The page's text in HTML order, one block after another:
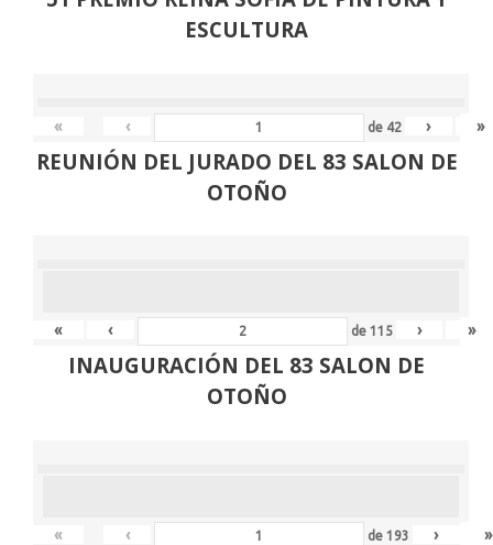
ESCULTURA
« ‹ de 42 › »
REUNIÓN DEL JURADO DEL 83 SALON DE
OTOÑO
« ‹ de 115 › »
INAUGURACIÓN DEL 83 SALON DE
OTOÑO
« ‹ de193 › »